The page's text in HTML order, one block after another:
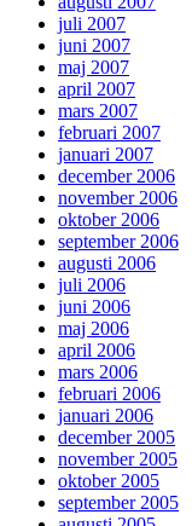
juli 2007
juni 2007
maj 2007
april 2007
mars 2007
februari 2007
januari 2007
december 2006
november 2006
oktober 2006
september 2006
augusti 2006
juli 2006
juni 2006
maj 2006
april 2006
mars 2006
februari 2006
januari 2006
december 2005
november 2005
oktober 2005
september 2005